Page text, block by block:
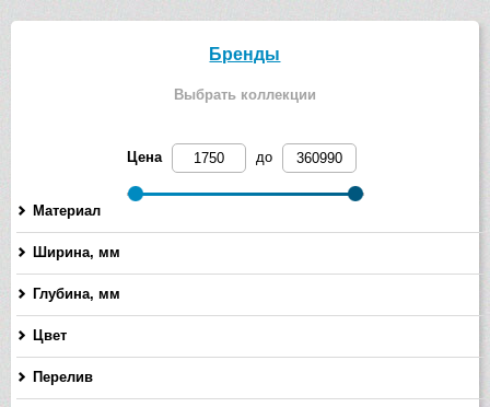
Бренды
Выбрать коллекции
Цена до
Материал
Ширина, мм
Глубина, мм
Цвет
Перелив